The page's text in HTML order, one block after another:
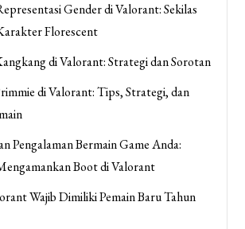
Gender di Valorant: Sekilas
Florescent
di Valorant: Strategi dan Sorotan
di Valorant: Tips, Strategi, dan
Pengalaman Bermain Game Anda:
Boot di Valorant
Wajib Dimiliki Pemain Baru Tahun